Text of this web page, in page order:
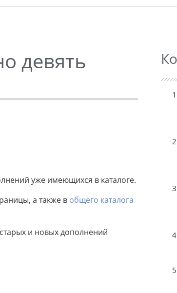
девять
уже имеющихся в каталоге.
а также в общего каталога
и новых дополнений